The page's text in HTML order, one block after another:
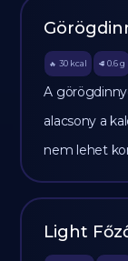
🔥 30 kcal 🥩 0.6 g
A
alacsony a
nem lehet
Light